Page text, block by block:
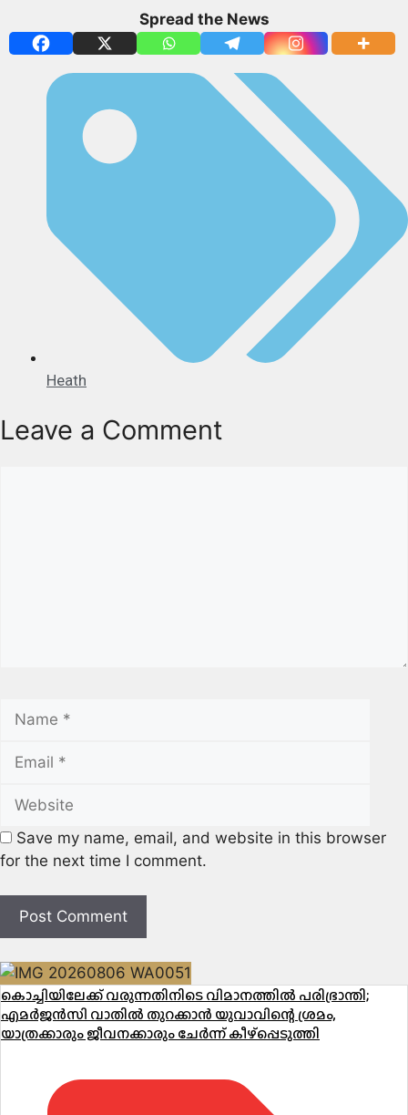
Spread the News
Heath
Leave a Comment
Save my name, email, and website in this browser
for the next time I comment.
കൊച്ചിയിലേക്ക് വരുന്നതിനിടെ വിമാനത്തിൽ പരിഭ്രാന്തി;
എമർജൻസി വാതിൽ തുറക്കാൻ യുവാവിന്റെ ശ്രമം,
യാത്രക്കാരും ജീവനക്കാരും ചേർന്ന് കീഴ്പ്പെടുത്തി